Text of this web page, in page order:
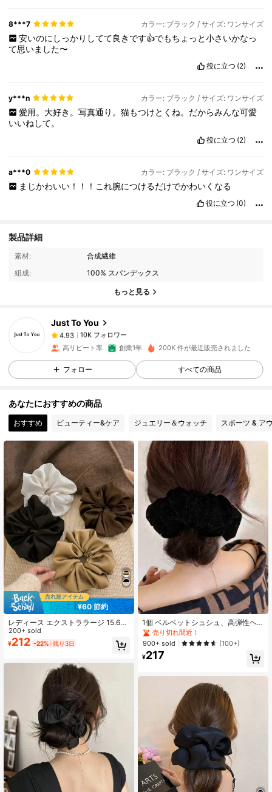
8***7 カラー: ブラック / サイズ: ワンサイズ
安いのにしっかりしてて良きです👍でもちょっと小さいかなっ
て思いました〜
役に立つ (2)
y***n カラー: ブラック / サイズ: ワンサイズ
愛用。大好き。写真通り。猫もつけとくね。だからみんな可愛
いいねして。
役に立つ (2)
a***0 カラー: ブラック / サイズ: ワンサイズ
まじかわいい！！！これ腕につけるだけでかわいくなる
役に立つ (0)
製品詳細
素材:
合成繊維
組成:
100% スパンデックス
もっと見る
Just To You
10K フォロワー
10K フォロワー
4.93 10K フォロワー
4.93
4.93 10K フォロワー
4.93 10K フォロワー
4.93 10K フォロワー
4.93 10K フォロワー
4.93 10K フォロワー
高リピート率 創業1年 200K 件が最近販売されました
フォロー すべての商品
あなたにおすすめの商品
おすすめ ビューティー&ケア ジュエリー＆ウォッチ スポーツ & ア
¥60 節約
レディース エクストララージ 15.6c
m シルキーサテン シュシュ 4個セッ
ト/1個 ブラック、ホワイト、カー
キ、ブラウン、ファッショナブルで
ンプルな無地ヘアタイ、日常外出、
レジャー、パーティー、通勤、バケ
ーション、ポニーテール、バン、洗
顔、メイクアップ、コーディネート
に最適なヘアアクセサリー ヘアゴム
ヘアロープ
200+ sold
¥212 -22% 残り3日
1個 ベルベットシュシュ、高弾性ヘ
アタイ、グリッターな雰囲気、女性
用ヘアアクセサリー、ヘアタイ、シ
ュシュヘアタイ ポニーテールホルダ
ー ヘアゴム
売り切れ間近！
900+ sold
(100+)
¥217